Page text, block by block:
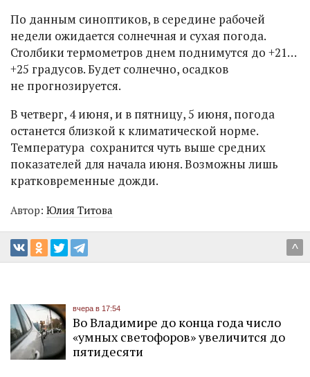
По данным синоптиков, в середине рабочей
недели ожидается солнечная и сухая погода.
Столбики термометров днем поднимутся до +21…
+25 градусов. Будет солнечно, осадков
не прогнозируется.
В четверг, 4 июня, и в пятницу, 5 июня, погода
останется близкой к климатической норме.
Температура сохранится чуть выше средних
показателей для начала июня. Возможны лишь
кратковременные дожди.
Автор: Юлия Титова
^
вчера в 17:54
Во Владимире до конца года число
«умных светофоров» увеличится до
пятидесяти